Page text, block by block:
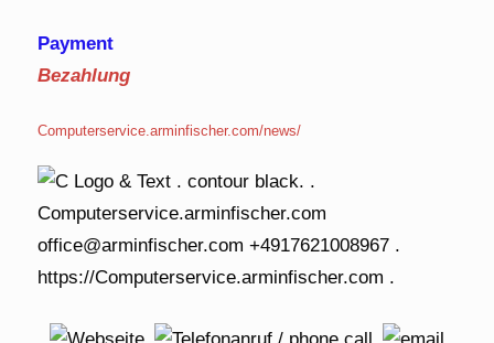
Payment
Bezahlung
Computerservice.arminfischer.com/news/